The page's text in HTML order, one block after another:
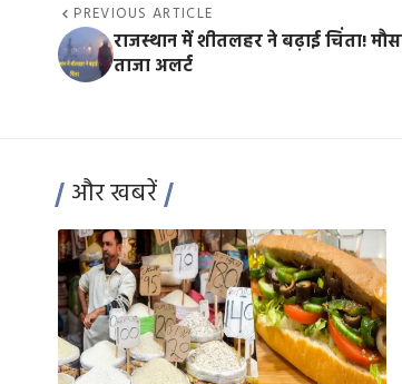
PREVIOUS ARTICLE
राजस्थान में शीतलहर ने बढ़ाई चिंता!
ताजा अलर्ट
और खबरें